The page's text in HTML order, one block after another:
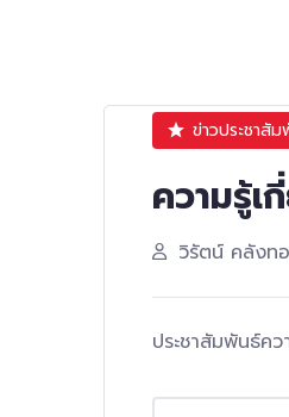
ข่าวประชาสั
ความรู้เ
วิรัตน์ คลังท
ประชาสัมพันธ์ค